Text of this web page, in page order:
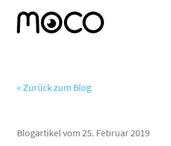
« Zurück zum Blog
Blogartikel vom 25. Februar 2019